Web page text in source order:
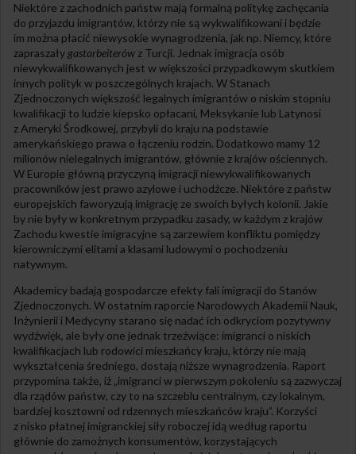
Niektóre z zachodnich państw mają formalną politykę zachęcania
do przyjazdu imigrantów, którzy nie są wykwalifikowani i będzie
im można płacić niewysokie wynagrodzenia, jak np. Niemcy, które
zapraszałygastarbeiterówz Turcji. Jednak imigracja osób
niewykwalifikowanych jest w większości przypadkowym skutkiem
innych polityk w poszczególnych krajach. W Stanach
Zjednoczonych większość legalnych imigrantów o niskim stopniu
kwalifikacji to ludzie kiepsko opłacani, Meksykanie lub Latynosi
z Ameryki Środkowej, przybyli do kraju na podstawie
amerykańskiego prawa o łączeniu rodzin. Dodatkowo mamy 12
milionów nielegalnych imigrantów, głównie z krajów ościennych.
W Europie główną przyczyną imigracji niewykwalifikowanych
pracowników jest prawo azylowe i uchodźcze. Niektóre z państw
europejskich faworyzują imigrację ze swoich byłych kolonii. Jakie
by nie były w konkretnym przypadku zasady, w każdym z krajów
Zachodu kwestie imigracyjne są zarzewiem konfliktu pomiędzy
kierowniczymi elitami a klasami ludowymi o pochodzeniu
natywnym.
Akademicy badają gospodarcze efekty fali imigracji do Stanów
Zjednoczonych. W ostatnim raporcie Narodowych Akademii Nauk,
Inżynierii i Medycyny starano się nadać ich odkryciom pozytywny
wydźwięk, ale były one jednak trzeźwiące: imigranci o niskich
kwalifikacjach lub rodowici mieszkańcy kraju, którzy nie mają
wykształcenia średniego, dostają niższe wynagrodzenia. Raport
przypomina także, iż „imigranci w pierwszym pokoleniu są zazwyczaj
dla rządów państw, czy to na szczeblu centralnym, czy lokalnym,
bardziej kosztowni od rdzennych mieszkańców kraju”. Korzyści
z nisko płatnej imigranckiej siły roboczej idą według raportu
głównie do zamożnych konsumentów, korzystających